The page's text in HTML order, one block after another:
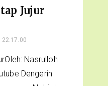
Jujur
22.17.00
Nasrulloh
Dengerin